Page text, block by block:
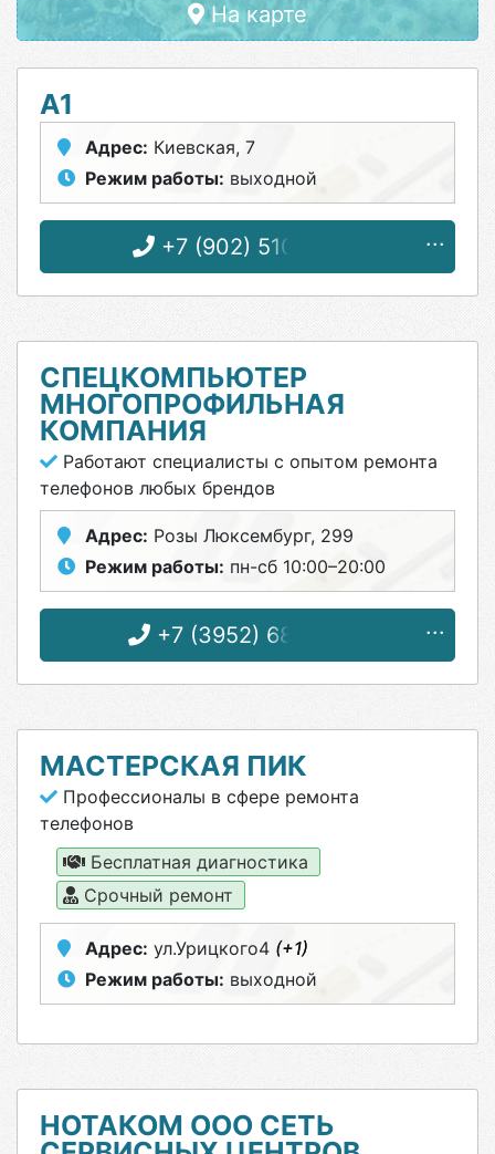
На карте
А1
Адрес: Киевская, 7
Режим работы: выходной
+7 (902) 510-92-21
СПЕЦКОМПЬЮТЕР
МНОГОПРОФИЛЬНАЯ
КОМПАНИЯ
Работают специалисты с опытом ремонта
телефонов любых брендов
Адрес: Розы Люксембург, 299
Режим работы: пн-сб 10:00–20:00
+7 (3952) 68-89-43
МАСТЕРСКАЯ ПИК
Профессионалы в сфере ремонта
телефонов
Бесплатная диагностика
Срочный ремонт
Адрес: ул.Урицкого4 (+1)
Режим работы: выходной
НОТАКОМ ООО СЕТЬ